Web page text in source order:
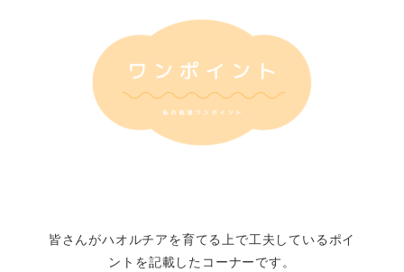
皆さんがハオルチアを育てる上で工夫しているポイ
ントを記載したコーナーです。